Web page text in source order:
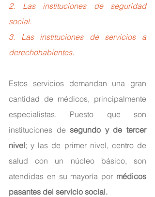
2. Las instituciones de seguridad
social.
3. Las instituciones de servicios a
derechohabientes.
Estos servicios demandan una gran
cantidad de médicos, principalmente
especialistas. Puesto que son
instituciones de segundo y de tercer
nivel; y las de primer nivel, centro de
salud con un núcleo básico, son
atendidas en su mayoría por médicos
pasantes del servicio social.